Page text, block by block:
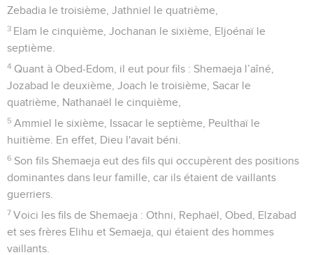
Zebadia le troisième, Jathniel le quatrième,
3 Elam le cinquième, Jochanan le sixième, Eljoénaï le
septième.
4 Quant à Obed-Edom, il eut pour fils : Shemaeja l’aîné,
Jozabad le deuxième, Joach le troisième, Sacar le
quatrième, Nathanaël le cinquième,
5 Ammiel le sixième, Issacar le septième, Peulthaï le
huitième. En effet, Dieu l'avait béni.
6 Son fils Shemaeja eut des fils qui occupèrent des positions
dominantes dans leur famille, car ils étaient de vaillants
guerriers.
7 Voici les fils de Shemaeja : Othni, Rephaël, Obed, Elzabad
et ses frères Elihu et Semaeja, qui étaient des hommes
vaillants.